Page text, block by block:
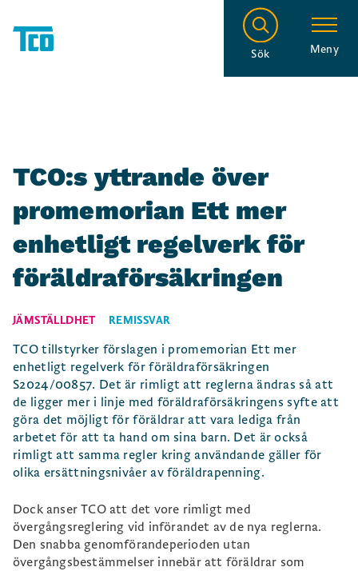
Sök Meny
TCO:s yttrande över
promemorian Ett mer
enhetligt regelverk för
föräldraförsäkringen
JÄMSTÄLLDHET REMISSVAR
TCO tillstyrker förslagen i promemorian Ett mer
enhetligt regelverk för föräldraförsäkringen
S2024/00857. Det är rimligt att reglerna ändras så att
de ligger mer i linje med föräldraförsäkringens syfte att
göra det möjligt för föräldrar att vara lediga från
arbetet för att ta hand om sina barn. Det är också
rimligt att samma regler kring användande gäller för
olika ersättningsnivåer av föräldrapenning.
Dock anser TCO att det vore rimligt med
övergångsreglering vid införandet av de nya reglerna.
Den snabba genomförandeperioden utan
övergångsbestämmelser innebär att föräldrar som